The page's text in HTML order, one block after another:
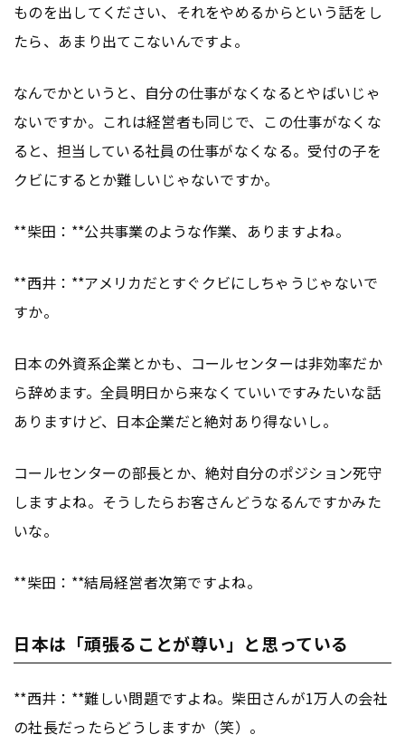
ものを出してください、それをやめるからという話をし
たら、あまり出てこないんですよ。
なんでかというと、自分の仕事がなくなるとやばいじゃ
ないですか。これは経営者も同じで、この仕事がなくな
ると、担当している社員の仕事がなくなる。受付の子を
クビにするとか難しいじゃないですか。
**柴田：**公共事業のような作業、ありますよね。
**西井：**アメリカだとすぐクビにしちゃうじゃないで
すか。
日本の外資系企業とかも、コールセンターは非効率だか
ら辞めます。全員明日から来なくていいですみたいな話
ありますけど、日本企業だと絶対あり得ないし。
コールセンターの部長とか、絶対自分のポジション死守
しますよね。そうしたらお客さんどうなるんですかみた
いな。
**柴田：**結局経営者次第ですよね。
日本は「頑張ることが尊い」と思っている
**西井：**難しい問題ですよね。柴田さんが1万人の会社
の社長だったらどうしますか（笑）。